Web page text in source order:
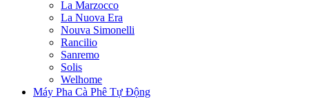
La Marzocco
La Nuova Era
Nouva Simonelli
Rancilio
Sanremo
Solis
Welhome
Máy Pha Cà Phê Tự Động